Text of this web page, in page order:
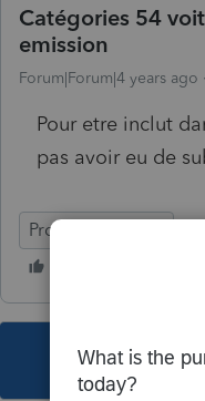
Catégories 54
emission
Forum|Forum|4 years ago
Pour etre inclut
pas avoir eu de
ProFile (Canada)
This topic